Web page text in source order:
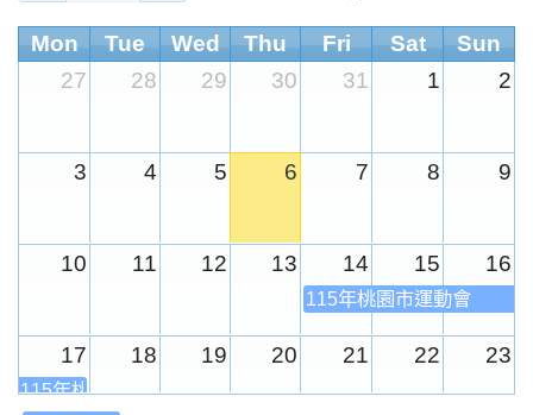
Mon Tue Wed Thu Fri Sat
Sun
27
28 29 30 31 1 2
3 4 5 6 7 8 9
10 11 12 13 14 15 16
115年桃園市運動會
17 18 19 20 21 22 23
115年桃園市運動會